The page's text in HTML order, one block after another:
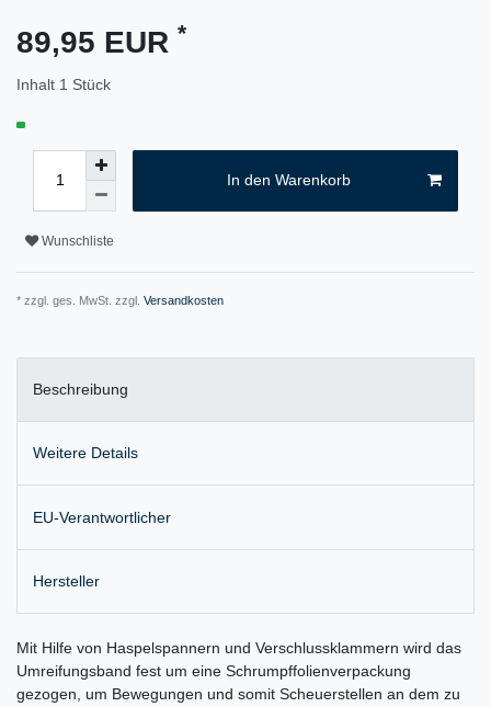
89,95 EUR *
Inhalt 1 Stück
In den Warenkorb
Wunschliste
* zzgl. ges. MwSt. zzgl. Versandkosten
Beschreibung
Weitere Details
EU-Verantwortlicher
Hersteller
Mit Hilfe von Haspelspannern und Verschlussklammern wird das
Umreifungsband fest um eine Schrumpffolienverpackung
gezogen, um Bewegungen und somit Scheuerstellen an dem zu